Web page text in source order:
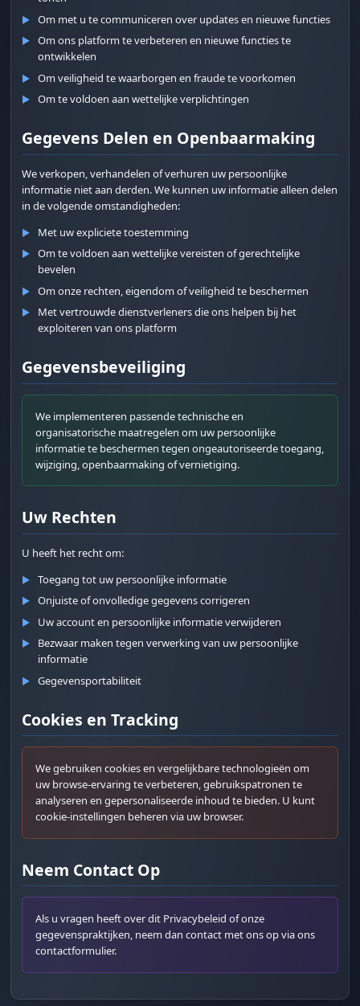
▶ Om met u te communiceren over updates en nieuwe functies
▶
Om ons platform te verbeteren en nieuwe functies te
ontwikkelen
▶ Om veiligheid te waarborgen en fraude te voorkomen
▶ Om te voldoen aan wettelijke verplichtingen
Gegevens Delen en Openbaarmaking
We verkopen, verhandelen of verhuren uw persoonlijke
informatie niet aan derden. We kunnen uw informatie alleen delen
in de volgende omstandigheden:
▶ Met uw expliciete toestemming
▶
Om te voldoen aan wettelijke vereisten of gerechtelijke
bevelen
▶ Om onze rechten, eigendom of veiligheid te beschermen
▶
Met vertrouwde dienstverleners die ons helpen bij het
exploiteren van ons platform
Gegevensbeveiliging
We implementeren passende technische en
organisatorische maatregelen om uw persoonlijke
informatie te beschermen tegen ongeautoriseerde toegang,
wijziging, openbaarmaking of vernietiging.
Uw Rechten
U heeft het recht om:
▶ Toegang tot uw persoonlijke informatie
▶ Onjuiste of onvolledige gegevens corrigeren
▶ Uw account en persoonlijke informatie verwijderen
▶
Bezwaar maken tegen verwerking van uw persoonlijke
informatie
▶ Gegevensportabiliteit
Cookies en Tracking
We gebruiken cookies en vergelijkbare technologieën om
uw browse-ervaring te verbeteren, gebruikspatronen te
analyseren en gepersonaliseerde inhoud te bieden. U kunt
cookie-instellingen beheren via uw browser.
Neem Contact Op
Als u vragen heeft over dit Privacybeleid of onze
gegevenspraktijken, neem dan contact met ons op via ons
contactformulier.